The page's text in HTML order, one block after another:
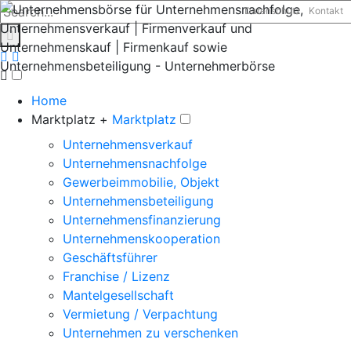
Datenschutz Kontakt
Home
Marktplatz + Marktplatz
Unternehmensverkauf
Unternehmensnachfolge
Gewerbeimmobilie, Objekt
Unternehmensbeteiligung
Unternehmensfinanzierung
Unternehmenskooperation
Geschäftsführer
Franchise / Lizenz
Mantelgesellschaft
Vermietung / Verpachtung
Unternehmen zu verschenken